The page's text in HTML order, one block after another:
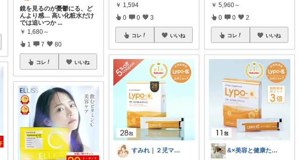
鏡を見るのが憂鬱にる、ど
んより感… 高い化粧水だけ
では追いつか ...
￥ 1,680～
1 7 80
コレ いいね
￥ 1,594
0 0 3
コレ いいね
すみれ｜２児ママの推しアイテム
￥ 5,960～
0 0 2
コレ いいね
&×美容と健康たまにスイーツ